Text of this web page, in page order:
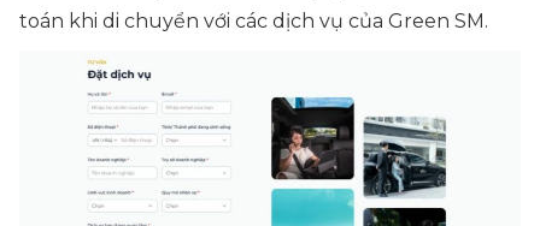
toán khi di chuyển với các dịch vụ của Green SM.